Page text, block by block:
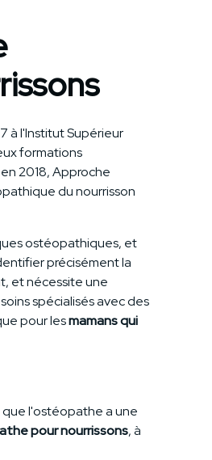
à l'Institut Supérieur
formations
en 2018, Approche
du nourrisson
ostéopathiques, et
précisément la
et nécessite une
spécialisés avec des
pour lesmamans qui
que l'ostéopathe a une
pour nourrissons, à